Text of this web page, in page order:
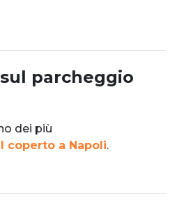
parcheggio
dei più
coperto a Napoli.